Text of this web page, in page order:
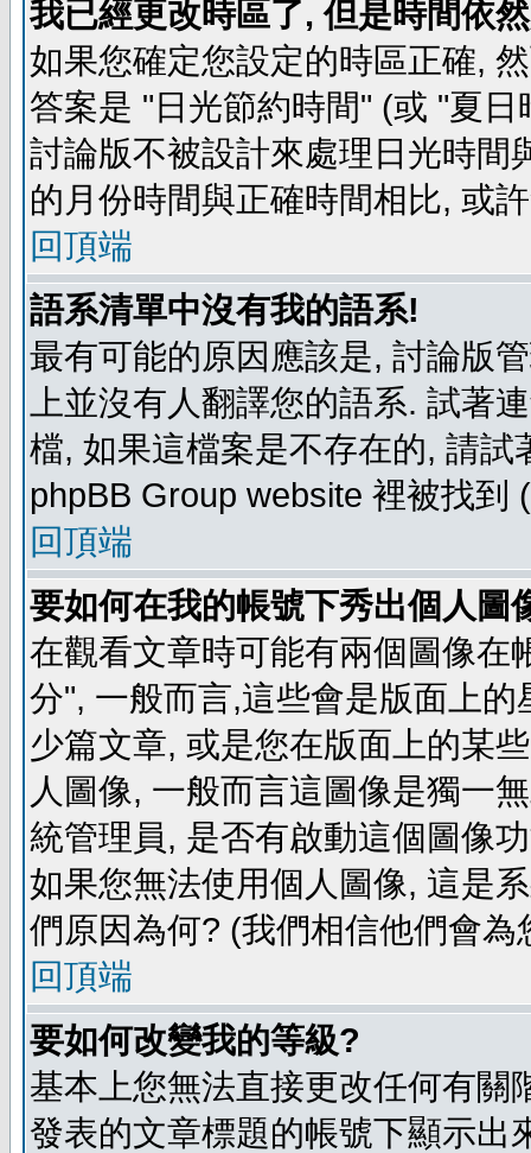
我已經更改時區了, 但是時間依
如果您確定您設定的時區正確,
答案是 "日光節約時間" (或 "夏
討論版不被設計來處理日光時間
的月份時間與正確時間相比, 或
回頂端
語系清單中沒有我的語系!
最有可能的原因應該是, 討論版
上並沒有人翻譯您的語系. 試著
檔, 如果這檔案是不存在的, 請
phpBB Group website 裡被找到
回頂端
要如何在我的帳號下秀出個人圖
在觀看文章時可能有兩個圖像在
分", 一般而言,這些會是版面上
少篇文章, 或是您在版面上的某
人圖像, 一般而言這圖像是獨一
統管理員, 是否有啟動這個圖像
如果您無法使用個人圖像, 這是
們原因為何? (我們相信他們會為
回頂端
要如何改變我的等級?
基本上您無法直接更改任何有關
發表的文章標題的帳號下顯示出